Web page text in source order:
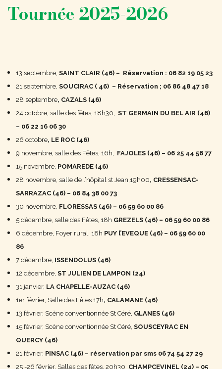
Tournée 2025-2026
13 septembre, SAINT CLAIR (46) – Réservation : 06 82 19 05 23
21 septembre, SOUCIRAC ( 46) – Réservation ; 06 86 48 47 18
28 septembre, CAZALS (46)
24 octobre, salle des fêtes, 18h30,
ST GERMAIN DU BEL AIR (46)
– 06 22 16 06 30
26 octobre, LE ROC (46)
9 novembre, salle des Fêtes, 16h,
FAJOLES (46) – 06 25 44 56 77
15 novembre, POMAREDE (46)
28 novembre, salle de l’hôpital st Jean,19h00, CRESSENSAC-
SARRAZAC (46) – 06 84 38 00 73
30 novembre, FLORESSAS (46) – 06 59 60 00 86
5 décembre, salle des Fêtes, 18h GREZELS (46) – 06 59 60 00 86
6 décembre, Foyer rural, 18h PUY l’EVEQUE (46) – 06 59 60 00
86
7 décembre, ISSENDOLUS (46)
12 décembre, ST JULIEN DE LAMPON (24)
31 janvier, LA CHAPELLE-AUZAC (46)
1er février, Salle des Fêtes 17h, CALAMANE (46)
13 février, Scène conventionnée St Céré, GLANES (46)
15 février, Scène conventionnée St Céré, SOUSCEYRAC EN
QUERCY (46)
21 février, PINSAC (46) – réservation par sms 06 74 54 27 29
25 -26 février, Salles des fêtes, 20h30 CHAMPCEVINEL (24) – 05